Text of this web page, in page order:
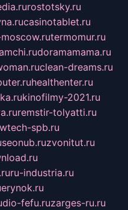
rostotsky.ru
casinotablet.ru
termomur.ru
doramamama.ru
clean-dreams.ru
healthenter.ru
kinofilmy-2021.ru
remstir-tolyatti.ru
spb.ru
seonub.ruzvonitut.ru
ru-industria.ru
erynok.ru
fefu.ruzarges-ru.ru